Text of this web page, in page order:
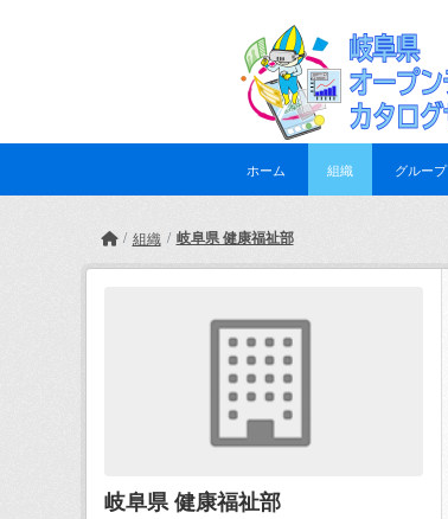
ホーム 組織 グループ
組織 岐阜県 健康福祉部
岐阜県 健康福祉部